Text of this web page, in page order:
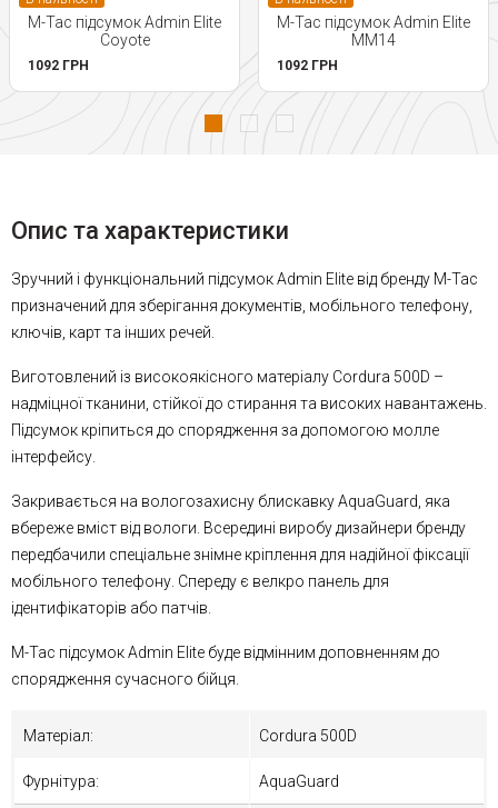
M-Tac підсумок Admin Elite
Coyote
1092 ГРН
M-Tac підсумок Admin Elite
MM14
1092 ГРН
Опис та характеристики
Зручний і функціональний підсумок Admin Elite від бренду М-Тас
призначений для зберігання документів, мобільного телефону,
ключів, карт та інших речей.
Виготовлений із високоякісного матеріалу Cordura 500D –
надміцної тканини, стійкої до стирання та високих навантажень.
Підсумок кріпиться до спорядження за допомогою молле
інтерфейсу.
Закривається на вологозахисну блискавку AquaGuard, яка
вбереже вміст від вологи. Всередині виробу дизайнери бренду
передбачили спеціальне знімне кріплення для надійної фіксації
мобільного телефону. Спереду є велкро панель для
ідентифікаторів або патчів.
M-Tac підсумок Admin Elite буде відмінним доповненням до
спорядження сучасного бійця.
Матеріал: Cordura 500D
Фурнітура: AquaGuard